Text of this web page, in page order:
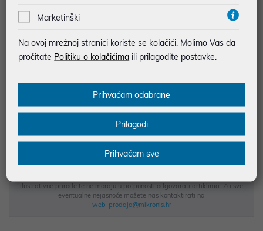
najam za pravne osobe od 12 do 36 mj. već od
MOGUĆNOST PLAĆANJA NA RATE
Podaci uz artikle su prezentirani u dobroj namjeri. Mikronis d.o.o. ne
odgovara za eventualne pogreške nastale u opisu proizvoda, greške
ilustrativne prirode te ne moraju u potpunosti odgovarati artiklima. Za sve
eventualne nejasnoće možete nas kontaktirati na
web-prodaja@mikronis.hr
Marketinški
Na ovoj mrežnoj stranici koriste se kolačići. Molimo Vas da
pročitate Politiku o kolačićima ili prilagodite postavke.
Prihvaćam odabrane
Prilagodi
Prihvaćam sve